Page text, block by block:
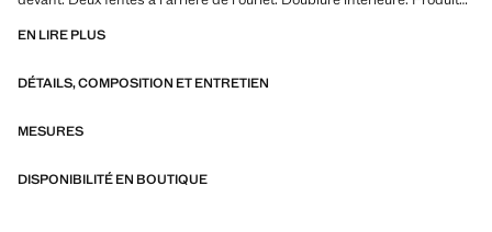
EN LIRE PLUS
DÉTAILS, COMPOSITION ET ENTRETIEN
MESURES
DISPONIBILITÉ EN BOUTIQUE